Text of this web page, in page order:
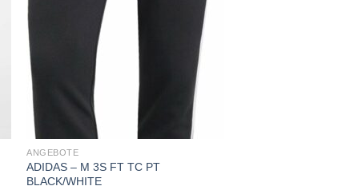
ANGEBOTE
ADIDAS – M 3S FT TC PT
BLACK/WHITE